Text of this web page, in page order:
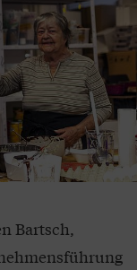
Bartsch,